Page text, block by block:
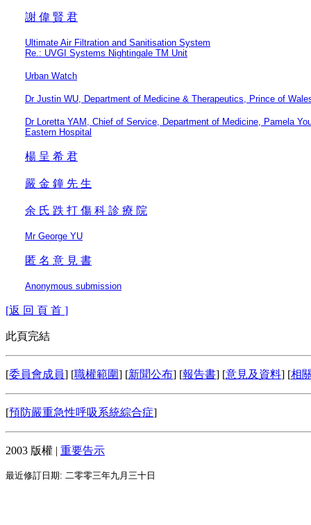
謝 偉 賢 君
Ultimate Air Filtration and Sanitisation System
Re.: UVGI Systems Nightingale TM Unit
Urban Watch
Dr Justin WU, Department of Medicine & Therapeutics, Prince of
Dr Loretta YAM, Chief of Service, Department of Medicine, Pamela
Eastern Hospital
楊 呈 希 君
嚴 金 鐘 先 生
余 氏 跌 打 傷 科 診 療 院
Mr George YU
匿 名 意 見 書
Anonymous submission
[返 回 頁 首 ]
此頁完結
[委員會成員] [職權範圍] [新聞公布] [報告書] [意見及資料] [相
[預防嚴重急性呼吸系統綜合症]
2003 版權 | 重要告示
最近修訂日期: 二零零三年九月三十日